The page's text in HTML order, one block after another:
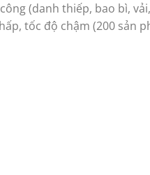
(danh thiếp, bao bì,
tốc độ chậm (200 sản